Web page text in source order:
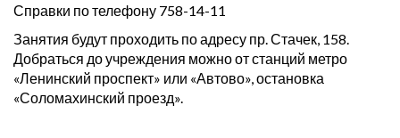
Справки по телефону 758-14-11
Занятия будут проходить по адресу пр. Стачек, 158.
Добраться до учреждения можно от станций метро
«Ленинский проспект» или «Автово», остановка
«Соломахинский проезд».